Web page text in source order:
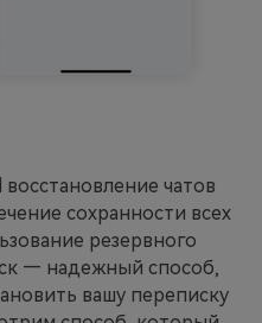
чатов
сохранности всех
резервного
— надежный способ,
вашу переписку